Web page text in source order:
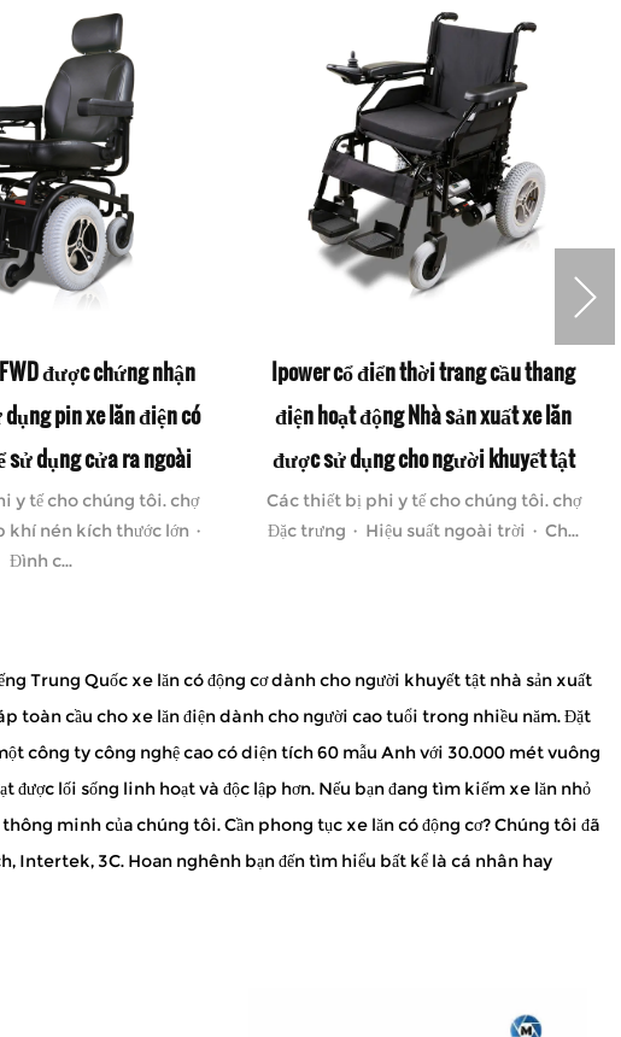
được chứng nhận
pin xe lăn điện có
sử dụng cửa ra ngoài
y tế cho chúng tôi. chợ
khí nén kích thước lớn ·
Đình c...
Ipower cổ điển thời trang cầu thang
điện hoạt động Nhà sản xuất xe lăn
được sử dụng cho người khuyết tật
Các thiết bị phi y tế cho chúng tôi. chợ
Đặc trưng · Hiệu suất ngoài trời · Ch...
Trung Quốc xe lăn có động cơ dành cho người khuyết tật nhà sản xuất
toàn cầu cho xe lăn điện dành cho người cao tuổi trong nhiều năm. Đặt
công ty công nghệ cao có diện tích 60 mẫu Anh với 30.000 mét vuông
được lối sống linh hoạt và độc lập hơn. Nếu bạn đang tìm kiếm xe lăn nhỏ
minh của chúng tôi. Cần phong tục xe lăn có động cơ? Chúng tôi đã
Intertek, 3C. Hoan nghênh bạn đến tìm hiểu bất kể là cá nhân hay